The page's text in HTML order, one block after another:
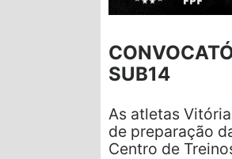
SUB14
As atletas
de preparação
Centro de